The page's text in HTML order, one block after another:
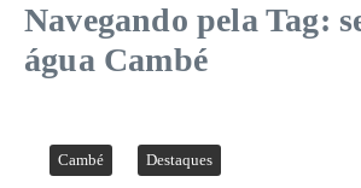
Navegando pela Tag:
água Cambé
Cambé Destaques